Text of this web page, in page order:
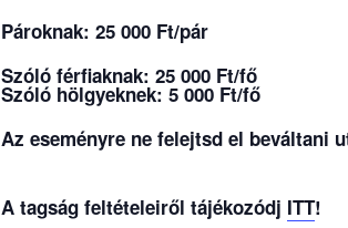
Pároknak: 25 000 Ft/pár
Szóló férfiaknak: 25 000 Ft/fő
Szóló hölgyeknek: 5 000 Ft/fő
Az eseményre ne felejtsd el beváltani
A tagság feltételeiről tájékozódj ITT!